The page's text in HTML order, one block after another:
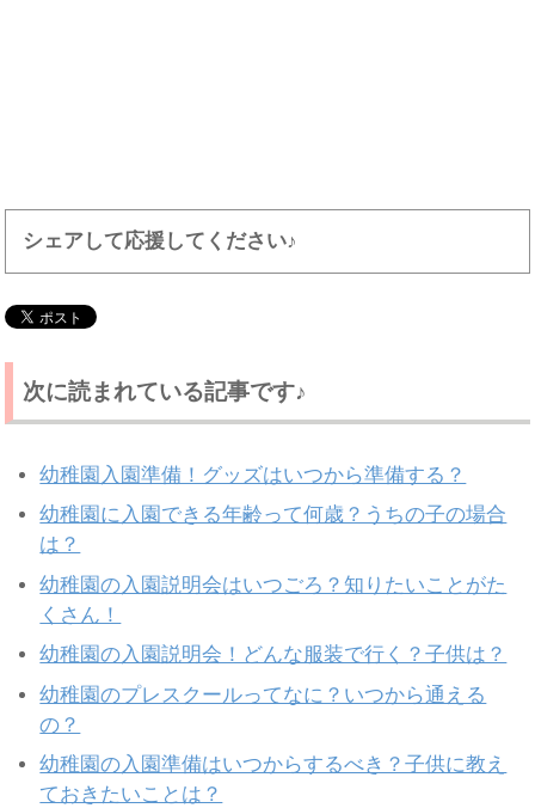
シェアして応援してください♪
次に読まれている記事です♪
幼稚園入園準備！グッズはいつから準備する？
幼稚園に入園できる年齢って何歳？うちの子の場合
は？
幼稚園の入園説明会はいつごろ？知りたいことがた
くさん！
幼稚園の入園説明会！どんな服装で行く？子供は？
幼稚園のプレスクールってなに？いつから通える
の？
幼稚園の入園準備はいつからするべき？子供に教え
ておきたいことは？